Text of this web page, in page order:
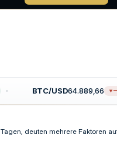
BTC/USD64.889,66
deuten mehrere Faktoren